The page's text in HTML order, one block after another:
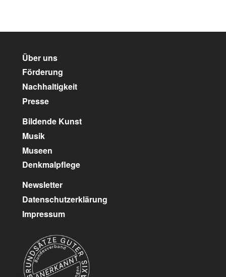
Über uns
Förderung
Nachhaltigkeit
Presse
Bildende Kunst
Musik
Museen
Denkmalpflege
Newsletter
Datenschutzerklärung
Impressum